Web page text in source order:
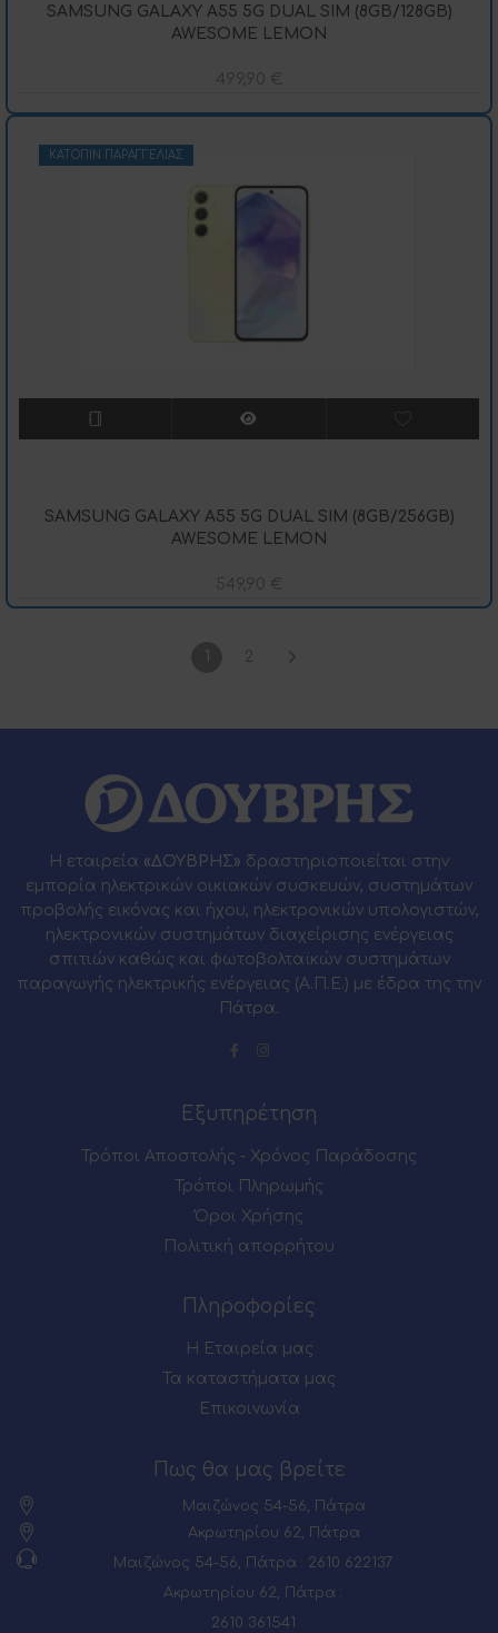
SAMSUNG GALAXY A55 5G DUAL SIM (8GB/128GB)
AWESOME LEMON
499,90 €
ΚΑΤΌΠΙΝ ΠΑΡΑΓΓΕΛΊΑΣ
SAMSUNG GALAXY A55 5G DUAL SIM (8GB/256GB)
AWESOME LEMON
549,90 €
2
Η εταιρεία «ΔΟΥΒΡΗΣ» δραστηριοποιείται στην
εμπορία ηλεκτρικών οικιακών συσκευών, συστημάτων
προβολής εικόνας και ήχου, ηλεκτρονικών υπολογιστών,
ηλεκτρονικών συστημάτων διαχείρισης ενέργειας
σπιτιών καθώς και φωτοβολταϊκών συστημάτων
παραγωγής ηλεκτρικής ενέργειας (Α.Π.Ε.) με έδρα της την
Πάτρα.
Εξυπηρέτηση
Τρόποι Αποστολής - Χρόνος Παράδοσης
Τρόποι Πληρωμής
Όροι Χρήσης
Πολιτική απορρήτου
Πληροφορίες
Η Εταιρεία μας
Τα καταστήματα μας
Επικοινωνία
Πως θα μας βρείτε
Μαιζώνος 54-56, Πάτρα
Ακρωτηρίου 62, Πάτρα
Μαιζώνος 54-56, Πάτρα : 2610 622137
Ακρωτηρίου 62, Πάτρα :
2610 361541